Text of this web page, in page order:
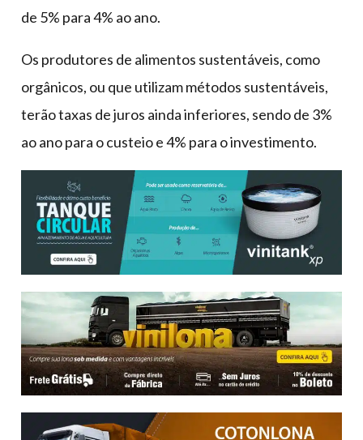
de 5% para 4% ao ano.
Os produtores de alimentos sustentáveis, como
orgânicos, ou que utilizam métodos sustentáveis,
terão taxas de juros ainda inferiores, sendo de 3%
ao ano para o custeio e 4% para o investimento.